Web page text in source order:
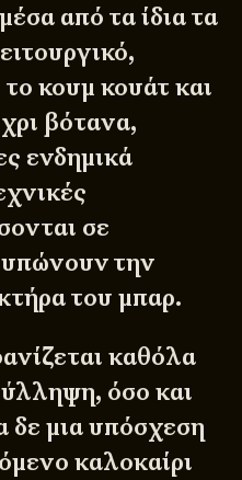
από τα ίδια τα
κουμ κουάτ και
βότανα,
ενδημικά
σε
την
του μπαρ.
καθόλα
όσο και
δε μια υπόσχεση
καλοκαίρι